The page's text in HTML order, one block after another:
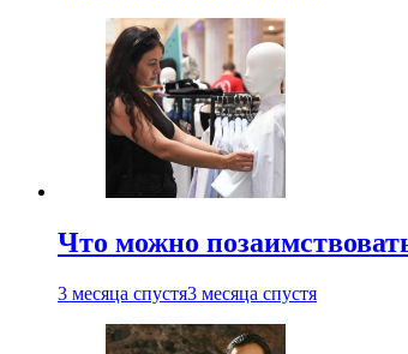
Что можно
3 месяца спустя3 месяца спустя